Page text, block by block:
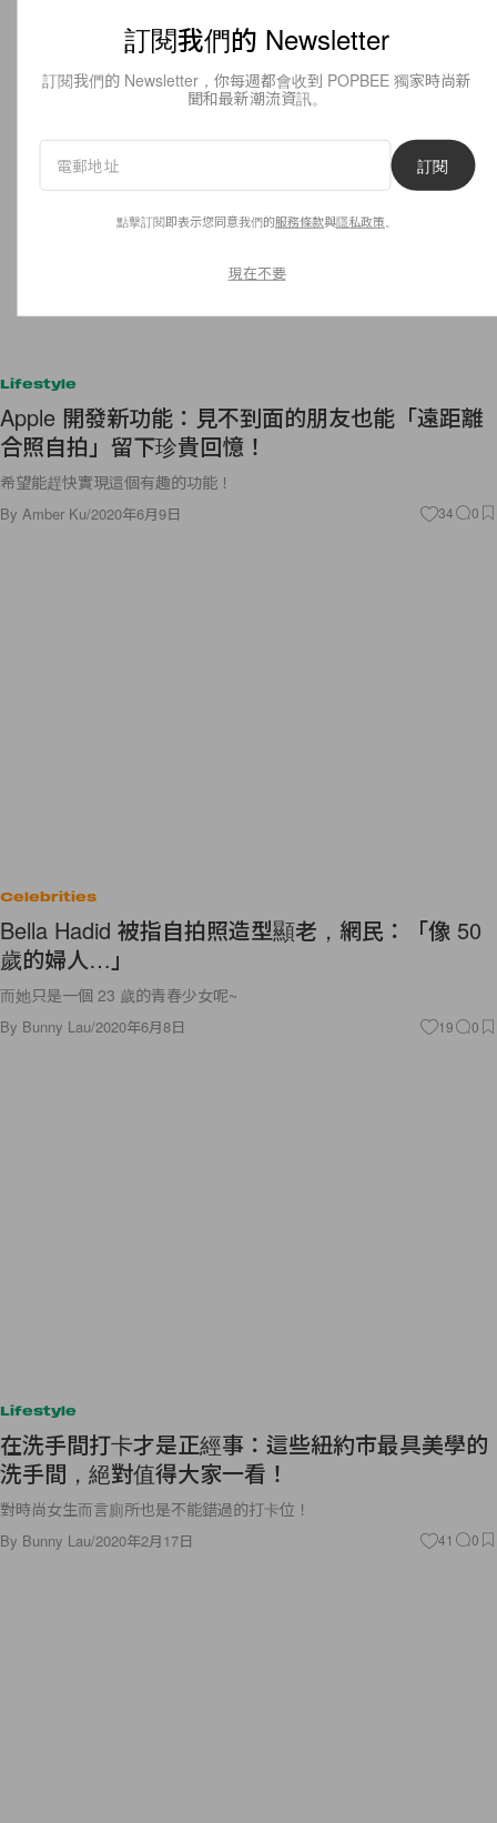
Lifestyle
Apple 開發新功能：見不到面的朋友也能「遠距離
合照自拍」留下珍貴回憶！
希望能趕快實現這個有趣的功能！
By Amber Ku/2020年6月9日 34 0
Celebrities
Bella Hadid 被指自拍照造型顯老，網民：「像 50
歲的婦人…」
而她只是一個 23 歲的青春少女呢~
By Bunny Lau/2020年6月8日 19 0
Lifestyle
在洗手間打卡才是正經事：這些紐約市最具美學的
洗手間，絕對值得大家一看！
對時尚女生而言廁所也是不能錯過的打卡位！
By Bunny Lau/2020年2月17日 41 0
訂閱我們的 Newsletter
訂閱我們的 Newsletter，你每週都會收到 POPBEE 獨家時尚新
聞和最新潮流資訊。
訂閱
點擊訂閱即表示您同意我們的服務條款與隱私政策
現在不要